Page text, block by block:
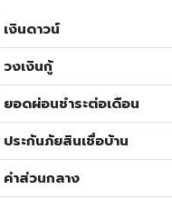
เงินดาวน์
วงเงินกู้
ยอดผ่อนชำระต่อเดือน
ประกันภัยสินเชื่อบ้าน
ค่าส่วนกลาง